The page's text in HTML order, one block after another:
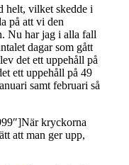
helt, vilket skedde i
på att vi den
Nu har jag i alla fall
dagar som gått
det ett uppehåll på
ett uppehåll på 49
samt februari så
kryckorna
att man ger upp,